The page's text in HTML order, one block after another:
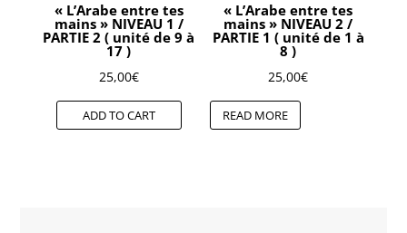
« L’Arabe entre tes
mains » NIVEAU 1 /
PARTIE 2 ( unité de 9 à
17 )
25,00€
ADD TO CART
« L’Arabe entre tes
mains » NIVEAU 2 /
PARTIE 1 ( unité de 1 à
8 )
25,00€
READ MORE